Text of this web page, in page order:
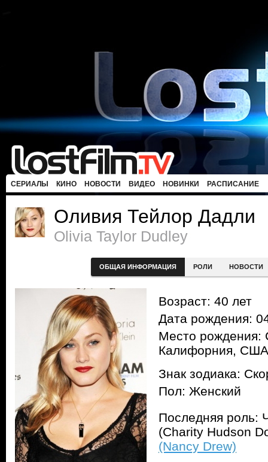
СЕРИАЛЫ КИНО НОВОСТИ ВИДЕО НОВИНКИ РАСПИСАНИЕ
Оливия Тейлор Дадли
Olivia Taylor Dudley
ОБЩАЯ ИНФОРМАЦИЯ РОЛИ НОВОСТИ
Возраст: 40 лет
Дата рождения:
Место рождения:
Калифорния, США
Знак зодиака:
Пол: Женский
Последняя роль:
(Charity Hudson
(Nancy Drew)